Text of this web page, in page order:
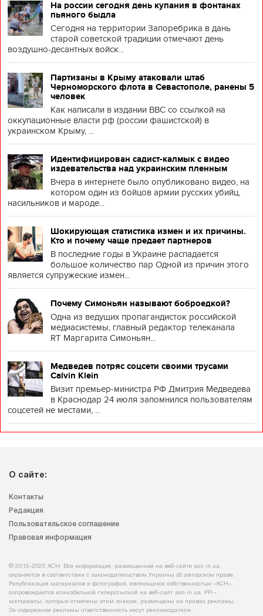
На россии сегодня день купания в фонтанах
пьяного быдла
Сегодня на территории Запоребрика в дань
старой советской традиции отмечают день
воздушно-десантных войск...
Партизаны в Крыму атаковали штаб
Черноморского флота в Севастополе, ранены 5
человек
Как написали в издании BBC со ссылкой на
оккупационные власти рф (россии фашистской) в
украинском Крыму, ...
Идентифицирован садист-калмык с видео
издевательства над украинским пленным
Вчера в интернете было опубликовано видео, на
котором один из бойцов армии русских убийц,
насильников и мароде...
Шокирующая статистика измен и их причины.
Кто и почему чаще предает партнеров
В последние годы в Украине распадается
большое количество пар Одной из причин этого
является супружеские измен...
Почему Симоньян называют боброедкой?
Одна из ведущих пропагандисток российской
медиасистемы, главный редактор телеканала
RT Маргарита Симоньян...
Медведев потряс соцсети своими трусами
Calvin Klein
Визит премьер-министра РФ Дмитрия Медведева
в Краснодар 24 июля запомнился пользователям
соцсетей не местами, ...
О сайте:
Контакты
Редакция
Пользовательское соглашение
Правовая информация
© 2015-2020 АСН. Вся информация, размещенная на веб-сайте asn.in.ua,
охраняется в соответствии с законодательством Украины об авторском праве.
Републикация материалов и фотографий, являющихся собственностью «АСН»,
сопровождается кликабельной гиперссылкой на веб-сайт asn.іn.ua. PR –
материалы, которые отмечены этим знаком, размещены на правах рекламы.
За содержание рекламы ответственность несут рекламодатели.